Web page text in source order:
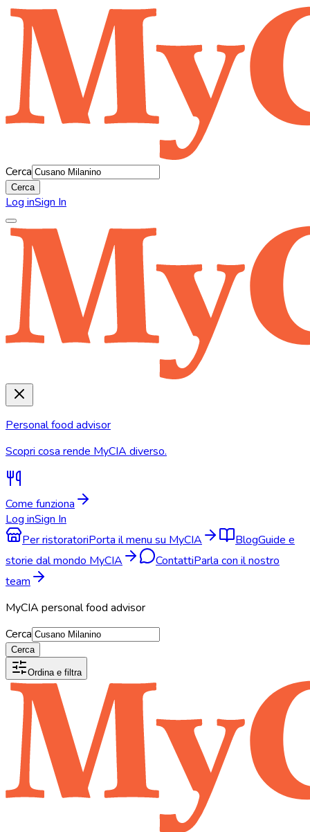
Cerca
Cerca
Log inSign In
Personal food advisor
Scopri cosa rende MyCIA diverso.
Come funziona
Log inSign In
Per ristoratoriPorta il menu su MyCIA BlogGuide e
storie dal mondo MyCIA
ContattiParla con il nostro
team
MyCIA personal food advisor
Cerca
Cerca
Ordina e filtra